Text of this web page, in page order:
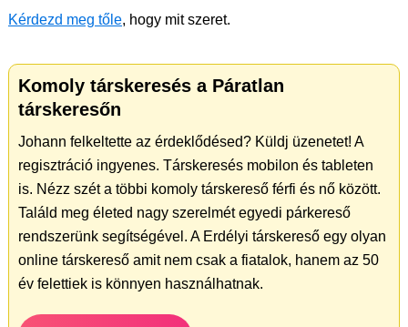
Kérdezd meg tőle, hogy mit szeret.
Komoly társkeresés a Páratlan
társkeresőn
Johann felkeltette az érdeklődésed? Küldj üzenetet! A
regisztráció ingyenes. Társkeresés mobilon és tableten
is. Nézz szét a többi komoly társkereső férfi és nő között.
Találd meg életed nagy szerelmét egyedi párkereső
rendszerünk segítségével. A Erdélyi társkereső egy olyan
online társkereső amit nem csak a fiatalok, hanem az 50
év felettiek is könnyen használhatnak.